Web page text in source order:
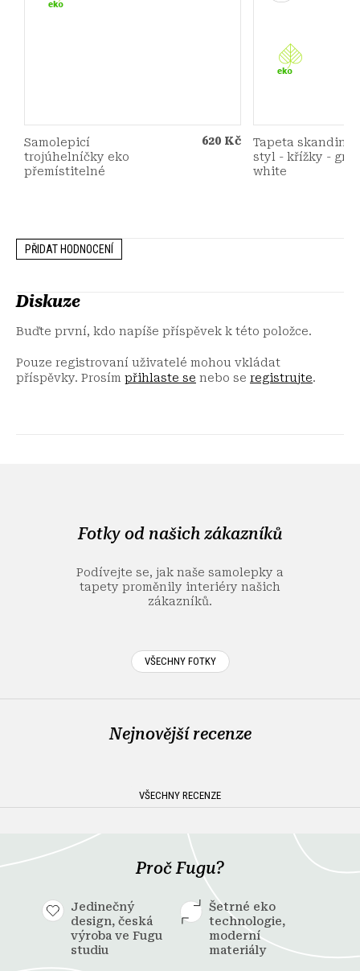
Samolepicí
trojúhelníčky eko
přemístitelné
620 Kč
Tapeta
styl - křížky -
white
PŘIDAT HODNOCENÍ
Diskuze
Buďte první, kdo napíše příspěvek k této položce.
Pouze registrovaní uživatelé mohou vkládat
příspěvky. Prosím přihlaste se nebo se registrujte.
Fotky od našich zákazníků
Podívejte se, jak naše samolepky a
tapety proměnily interiéry našich
zákazníků.
VŠECHNY FOTKY
Nejnovější recenze
VŠECHNY RECENZE
Proč Fugu?
Jedinečný
design, česká
výroba ve Fugu
studiu
Šetrné eko
technologie,
moderní
materiály